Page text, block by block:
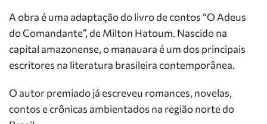
A obra é uma adaptação do livro de contos “O Adeus
do Comandante”, de Milton Hatoum. Nascido na
capital amazonense, o manauara é um dos principais
escritores na literatura brasileira contemporânea.
O autor premiado já escreveu romances, novelas,
contos e crônicas ambientados na região norte do